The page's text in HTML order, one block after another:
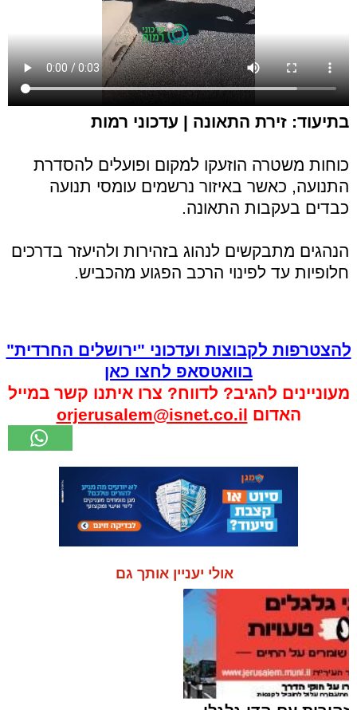
בתיעוד: זירת התאונה | עדכוני רמות
כוחות משטרה הוזעקו למקום ופועלים להסדרת
התנועה, כאשר באיזור נרשמים עומסי תנועה
כבדים בעקבות התאונה.
הנהגים מתבקשים לנהוג בזהירות ולהיעזר בדרכים
חלופיות עד לפינוי הרכב הפגוע מהכביש.
להצטרפות לקבוצות ועדכוני "ירושלים החרדית"
בוואטסאפ לחצו כאן
מעוניינים להגיב? לדווח? צרו איתנו קשר במייל
האדום orjerusalem@isnet.co.il
אולי יעניין אותך גם